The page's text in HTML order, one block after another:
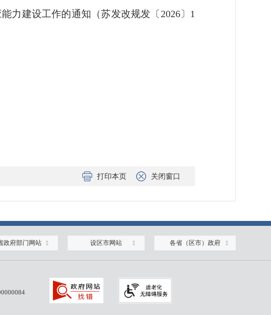
力建设工作的通知（苏发改规发〔2026〕1
打印本页 关闭窗口
政府部门网站 设区市网站 各省（区市）政府